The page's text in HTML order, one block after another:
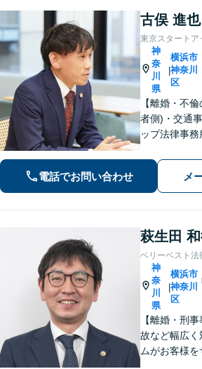
古俣 進也
東京スタートア
神
奈
川
県
|
横浜市
神奈川
区
【離婚・不
者側)・交通
ップ法律事務
対応(法律相
専門性の高
サポートしま
電話でお問い合わせ メ
萩生田
ベリーベスト法
神
奈
川
県
|
横浜市
神奈川
区
【離婚・刑
故など幅広く
ムがお客様を